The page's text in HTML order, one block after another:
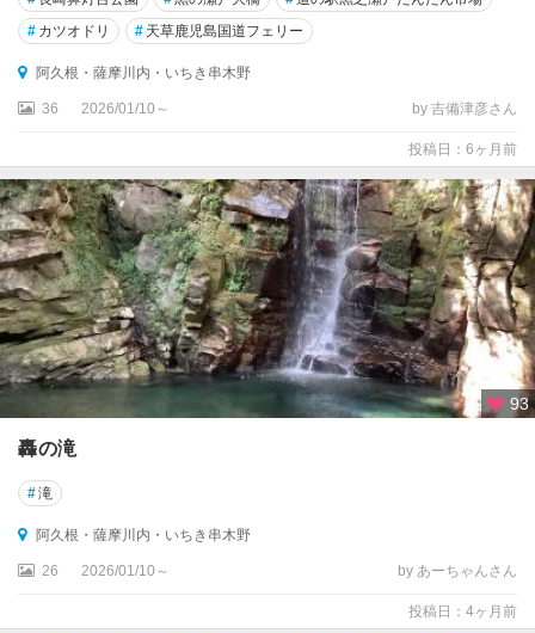
# カツオドリ # 天草鹿児島国道フェリー
阿久根・薩摩川内・いちき串木野
36 2026/01/10～ by 吉備津彦さん
投稿日：6ヶ月前
93
轟の滝
#滝
阿久根・薩摩川内・いちき串木野
26 2026/01/10～ by あーちゃんさん
投稿日：4ヶ月前